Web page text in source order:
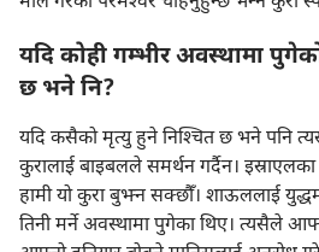
यदि कोही गम्भीर अवस्थामा
छ भने नि?
यदि कसैको मृत्यु हुने निश्‍चित छ भने पनि
कुरालाई बाइबलले समर्थन गर्दैन।
हामी यो कुरा बुझ्न सक्छौँ। शाऊललाई
तिनी मर्ने अवस्थामा पुगेका थिए। त्यसैले